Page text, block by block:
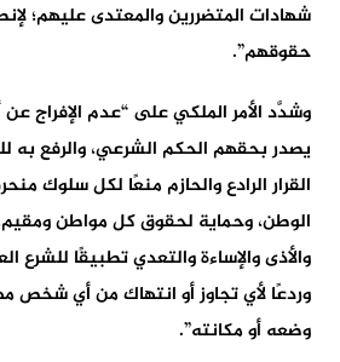
شهادات المتضررين والمعتدى عليهم؛
حقوقهم”.
وشدَّد الأمر الملكي على “عدم الإفراج
يصدر بحقهم الحكم الشرعي، والرفع به
القرار الرادع والحازم منعًا لكل سلوك
الوطن، وحماية لحقوق كل مواطن ومقيم،
والأذى والإساءة والتعدي تطبيقًا للشرع
وردعًا لأي تجاوز أو انتهاك من أي شخص
وضعه أو مكانته”.